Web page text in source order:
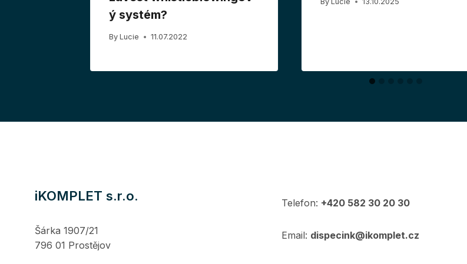
ý systém?
By Lucie 11.07.2022
iKOMPLET s.r.o.
Šárka 1907/21
796 01 Prostějov
Telefon: +420 582 30 20 30
Email: dispecink@ikomplet.cz